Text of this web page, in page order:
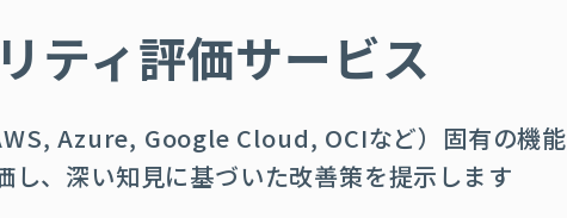
ティ評価サービス
Azure, Google Cloud, OCIなど）固有の機能
し、深い知見に基づいた改善策を提示します